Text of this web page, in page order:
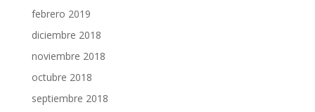
febrero 2019
diciembre 2018
noviembre 2018
octubre 2018
septiembre 2018